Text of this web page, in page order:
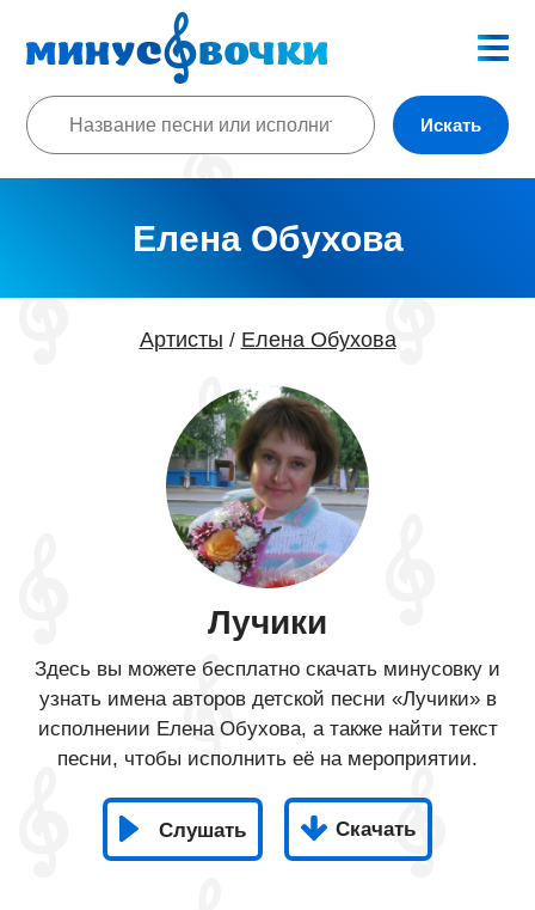
Искать
Елена Обухова
Артисты / Елена Обухова
Лучики
Здесь вы можете бесплатно скачать минусовку и
узнать имена авторов детской песни «Лучики» в
исполнении Елена Обухова, а также найти текст
песни, чтобы исполнить её на мероприятии.
Слушать Скачать